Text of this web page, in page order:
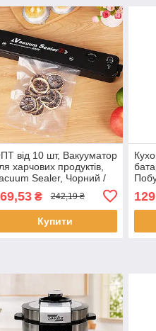
від 10 шт, Вакууматор
харчових продуктів,
Sealer, Чорний /
їжі
₴ 242,19 ₴
Купити